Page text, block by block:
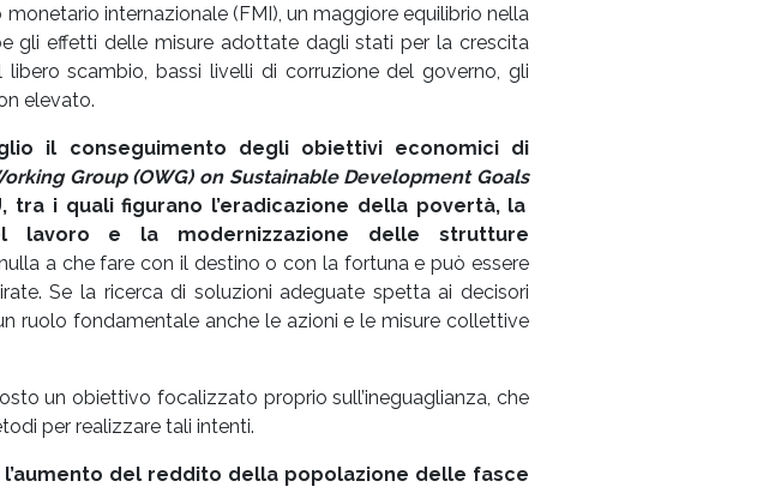
internazionale (FMI), un maggiore equilibrio nella
gli effetti delle misure adottate dagli stati per la crescita
scambio, bassi livelli di corruzione del governo, gli
elevato.
il conseguimento degli obiettivi economici di
Group (OWG) on Sustainable Development Goals
tra i quali figurano l’eradicazione della povertà, la
lavoro e la modernizzazione delle strutture
nulla a che fare con il destino o con la fortuna e può essere
Se la ricerca di soluzioni adeguate spetta ai decisori
ruolo fondamentale anche le azioni e le misure collettive
un obiettivo focalizzato proprio sull’ineguaglianza, che
per realizzare tali intenti.
del reddito della popolazione delle fasce